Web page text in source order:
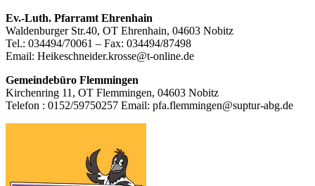
Footer
Inhalt
Ev.-Luth. Pfarramt Ehrenhain
Waldenburger Str.40, OT Ehrenhain, 04603 Nobitz
Tel.: 034494/70061 – Fax: 034494/87498
Email: Heikeschneider.krosse@t-online.de
Gemeindebüro Flemmingen
Kirchenring 11, OT Flemmingen, 04603 Nobitz
Telefon : 0152/59750257 Email: pfa.flemmingen@suptur-abg.de